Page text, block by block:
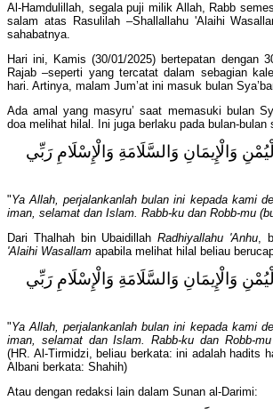
Al-Hamdulillah, segala puji milik Allah, Rabb
salam atas Rasulilah –Shallallahu 'Alaihi
sahabatnya.
Hari ini, Kamis (30/01/2025) bertepatan dengan
Rajab –seperti yang tercatat dalam sebagian
hari. Artinya, malam Jum’at ini masuk bulan
Ada amal yang masyru’ saat memasuki bulan
doa melihat hilal. Ini juga berlaku pada bulan-bulan
وَالْإِيمَانِ وَالسَّلَامَةِ وَالْإِسْلَامِ رَبِّي
"Ya Allah, perjalankanlah bulan ini kepada kami
iman, selamat dan Islam. Rabb-ku dan Robb-mu
Dari Thalhah bin Ubaidillah Radhiyallahu 'Anhu,
'Alaihi Wasallam apabila melihat hilal beliau
وَالْإِيمَانِ وَالسَّلَامَةِ وَالْإِسْلَامِ رَبِّي
"Ya Allah, perjalankanlah bulan ini kepada kami
iman, selamat dan Islam. Rabb-ku dan Robb-
(HR. Al-Tirmidzi, beliau berkata: ini adalah hadits
Albani berkata: Shahih)
Atau dengan redaksi lain dalam Sunan al-Darimi: